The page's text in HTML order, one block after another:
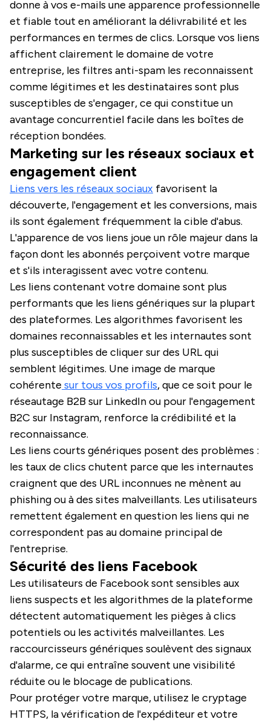
donne à vos e-mails une apparence professionnelle
et fiable tout en améliorant la délivrabilité et les
performances en termes de clics. Lorsque vos liens
affichent clairement le domaine de votre
entreprise, les filtres anti-spam les reconnaissent
comme légitimes et les destinataires sont plus
susceptibles de s'engager, ce qui constitue un
avantage concurrentiel facile dans les boîtes de
réception bondées.
Marketing sur les réseaux sociaux et
engagement client
Liens vers les réseaux sociaux favorisent la
découverte, l'engagement et les conversions, mais
ils sont également fréquemment la cible d'abus.
L'apparence de vos liens joue un rôle majeur dans la
façon dont les abonnés perçoivent votre marque
et s'ils interagissent avec votre contenu.
Les liens contenant votre domaine sont plus
performants que les liens génériques sur la plupart
des plateformes. Les algorithmes favorisent les
domaines reconnaissables et les internautes sont
plus susceptibles de cliquer sur des URL qui
semblent légitimes. Une image de marque
cohérente sur tous vos profils, que ce soit pour le
réseautage B2B sur LinkedIn ou pour l'engagement
B2C sur Instagram, renforce la crédibilité et la
reconnaissance.
Les liens courts génériques posent des problèmes :
les taux de clics chutent parce que les internautes
craignent que des URL inconnues ne mènent au
phishing ou à des sites malveillants. Les utilisateurs
remettent également en question les liens qui ne
correspondent pas au domaine principal de
l'entreprise.
Sécurité des liens Facebook
Les utilisateurs de Facebook sont sensibles aux
liens suspects et les algorithmes de la plateforme
détectent automatiquement les pièges à clics
potentiels ou les activités malveillantes. Les
raccourcisseurs génériques soulèvent des signaux
d'alarme, ce qui entraîne souvent une visibilité
réduite ou le blocage de publications.
Pour protéger votre marque, utilisez le cryptage
HTTPS, la vérification de l'expéditeur et votre